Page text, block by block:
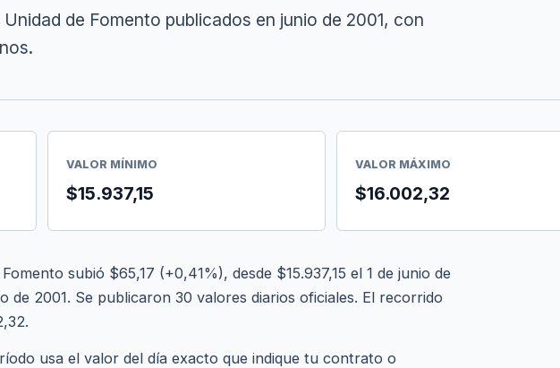
de Fomento publicados en junio de 2001, con
VALOR MÍNIMO
$15.937,15
VALOR MÁXIMO
$16.002,32
subió $65,17 (+0,41%), desde $15.937,15 el 1 de junio de
de 2001. Se publicaron 30 valores diarios oficiales. El recorrido
usa el valor del día exacto que indique tu contrato o